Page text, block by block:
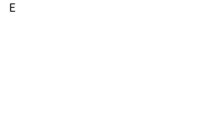
Elizabetes iela 14, Rīga